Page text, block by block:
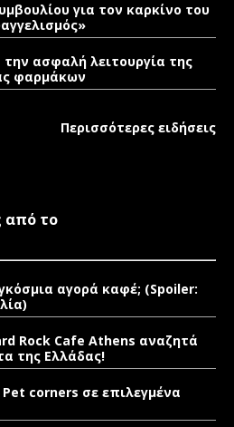
για τον καρκίνο του
ασφαλή λειτουργία της
φαρμάκων
Περισσότερες ειδήσεις
από το
αγορά καφέ; (Spoiler:
Rock Cafe Athens αναζητά
της Ελλάδας!
corners σε επιλεγμένα